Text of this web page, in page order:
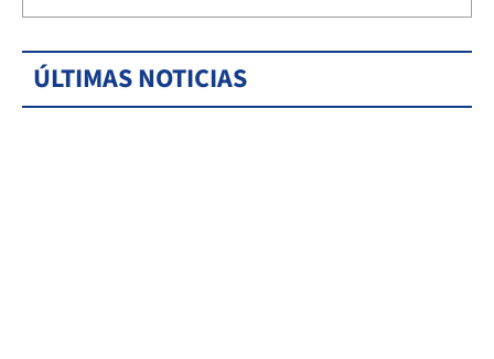
ÚLTIMAS NOTICIAS